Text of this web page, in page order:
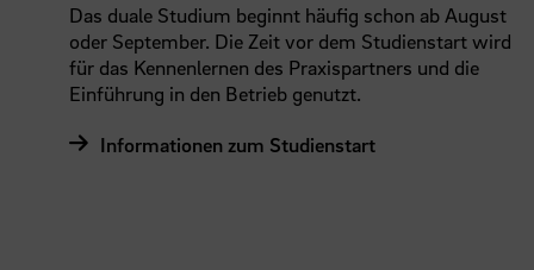
Das duale Studium beginnt häufig schon ab August
oder September. Die Zeit vor dem Studienstart wird
für das Kennenlernen des Praxispartners und die
Einführung in den Betrieb genutzt.
Informationen zum Studienstart